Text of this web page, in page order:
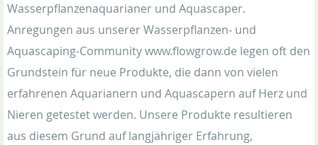
Wasserpflanzenaquarianer und Aquascaper.
Anregungen aus unserer Wasserpflanzen- und
Aquascaping-Community www.flowgrow.de legen oft den
Grundstein für neue Produkte, die dann von vielen
erfahrenen Aquarianern und Aquascapern auf Herz und
Nieren getestet werden. Unsere Produkte resultieren
aus diesem Grund auf langjähriger Erfahrung,